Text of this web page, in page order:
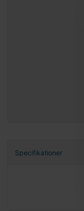
Specifikationer